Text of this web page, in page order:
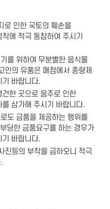
로 인한 국토의 훼손을
에 적극 동참하여 주시기
를 위하여 무분별한 음식물
인의 유품은 매점에서 종량제
기 바랍니다.
한 곳으로 음주로 인한
삼가해 주시기 바랍니다.
도 금품을 제공하는 행위를
당한 금품요구를 하는 경우가
기 바랍니다.
진등의 부착을 금하오니 적극